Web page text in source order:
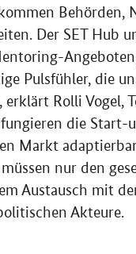
Der SET Hub
Pulsfühler, die
erklärt Rolli Vogel,
die
Markt
nur den
Austausch mit
Akteure.